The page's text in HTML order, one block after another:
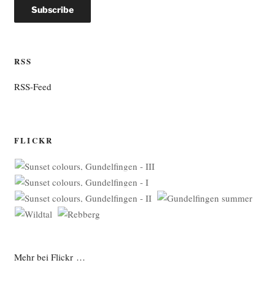
RSS
RSS-Feed
FLICKR
Mehr bei Flickr …